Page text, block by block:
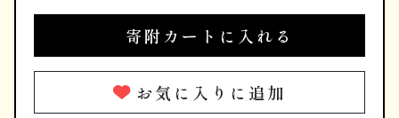
寄附カートに入れる
お気に入りに追加